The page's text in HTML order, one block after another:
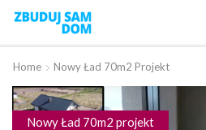
Home Nowy Ład 70m2 Projekt
Nowy Ład 70m2 projekt